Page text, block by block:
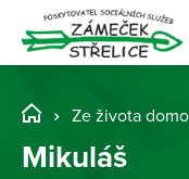
Ze života
Mikuláš